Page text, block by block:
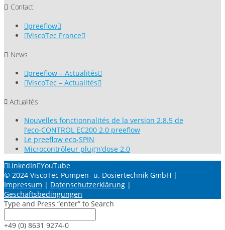
Contact
preeflow
ViscoTec France
News
preeflow – Actualités
ViscoTec – Actualités
Actualités
Nouvelles fonctionnalités de la version 2.8.5 de
l’eco-CONTROL EC200 2.0 preeflow
Le preeflow eco-SPIN
Microcontrôleur plug’n’dose 2.0
LinkedIn YouTube
© 2024 ViscoTec Pumpen- u. Dosiertechnik GmbH |
Impressum | Datenschutzerklärung |
Geschäftsbedingungen
Type and Press “enter” to Search
+49 (0) 8631 9274-0